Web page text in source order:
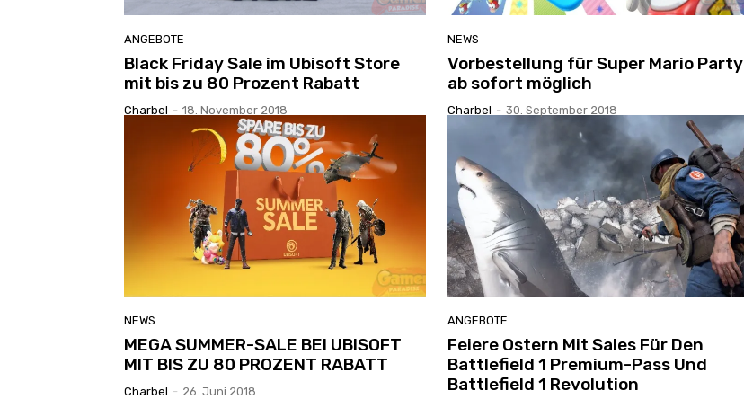
ANGEBOTE
Black Friday Sale im Ubisoft Store
mit bis zu 80 Prozent Rabatt
Charbel - 18. November 2018
NEWS
Vorbestellung für Super Mario Party
ab sofort möglich
Charbel - 30. September 2018
NEWS
MEGA SUMMER-SALE BEI UBISOFT
MIT BIS ZU 80 PROZENT RABATT
Charbel - 26. Juni 2018
ANGEBOTE
Feiere Ostern Mit Sales Für Den
Battlefield 1 Premium-Pass Und
Battlefield 1 Revolution